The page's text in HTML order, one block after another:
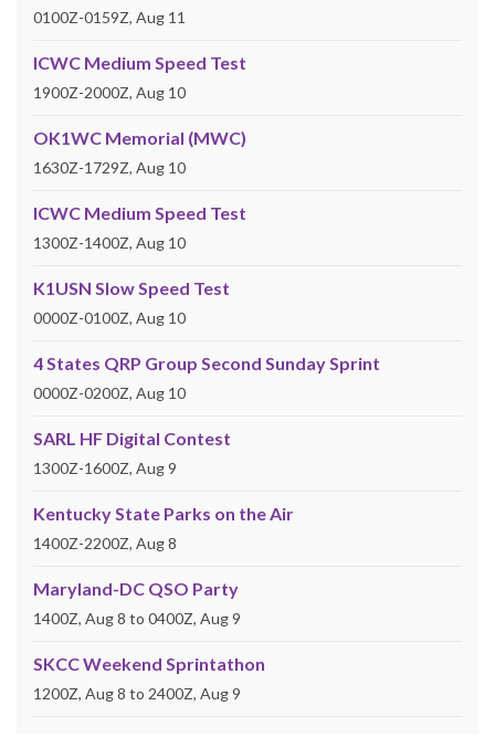
0100Z-0159Z, Aug 11
ICWC Medium Speed Test
1900Z-2000Z, Aug 10
OK1WC Memorial (MWC)
1630Z-1729Z, Aug 10
ICWC Medium Speed Test
1300Z-1400Z, Aug 10
K1USN Slow Speed Test
0000Z-0100Z, Aug 10
4 States QRP Group Second Sunday Sprint
0000Z-0200Z, Aug 10
SARL HF Digital Contest
1300Z-1600Z, Aug 9
Kentucky State Parks on the Air
1400Z-2200Z, Aug 8
Maryland-DC QSO Party
1400Z, Aug 8 to 0400Z, Aug 9
SKCC Weekend Sprintathon
1200Z, Aug 8 to 2400Z, Aug 9